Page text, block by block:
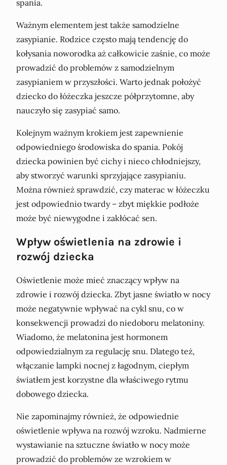
spania.
Ważnym elementem jest także samodzielne
zasypianie. Rodzice często mają tendencję do
kołysania noworodka aż całkowicie zaśnie, co może
prowadzić do problemów z samodzielnym
zasypianiem w przyszłości. Warto jednak położyć
dziecko do łóżeczka jeszcze półprzytomne, aby
nauczyło się zasypiać samo.
Kolejnym ważnym krokiem jest zapewnienie
odpowiedniego środowiska do spania. Pokój
dziecka powinien być cichy i nieco chłodniejszy,
aby stworzyć warunki sprzyjające zasypianiu.
Można również sprawdzić, czy materac w łóżeczku
jest odpowiednio twardy – zbyt miękkie podłoże
może być niewygodne i zakłócać sen.
Wpływ oświetlenia na zdrowie i
rozwój dziecka
Oświetlenie może mieć znaczący wpływ na
zdrowie i rozwój dziecka. Zbyt jasne światło w nocy
może negatywnie wpływać na cykl snu, co w
konsekwencji prowadzi do niedoboru melatoniny.
Wiadomo, że melatonina jest hormonem
odpowiedzialnym za regulację snu. Dlatego też,
włączanie lampki nocnej z łagodnym, ciepłym
światłem jest korzystne dla właściwego rytmu
dobowego dziecka.
Nie zapominajmy również, że odpowiednie
oświetlenie wpływa na rozwój wzroku. Nadmierne
wystawianie na sztuczne światło w nocy może
prowadzić do problemów ze wzrokiem w